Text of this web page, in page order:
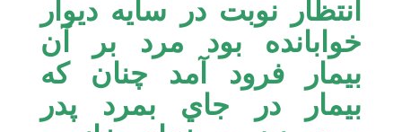
انتظار نوبت در سايه ديوار
خوابانده بود مرد بر آن
بيمار فرود آمد چنان كه
بيمار در جاي بمرد پدر